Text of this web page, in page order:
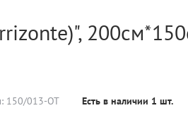
150/013-OT Есть в наличии 1 шт.